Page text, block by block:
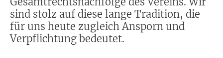
sind stolz auf diese lange Tradition, die
für uns heute zugleich Ansporn und
Verpflichtung bedeutet.